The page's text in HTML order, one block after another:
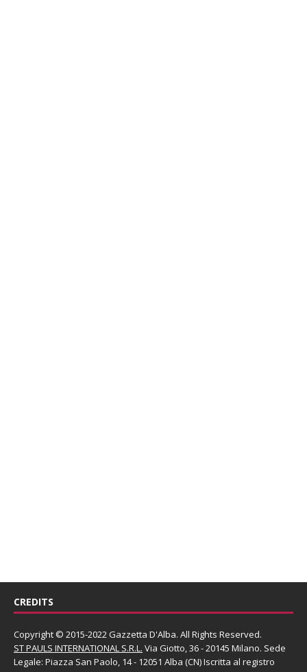
CREDITS
Copyright © 2015-2022 Gazzetta D'Alba. All Rights Reserved.
ST PAULS INTERNATIONAL S.R.L. Via Giotto, 36 - 20145 Milano. Sede
Legale: Piazza San Paolo, 14 - 12051 Alba (CN) Iscritta al registro